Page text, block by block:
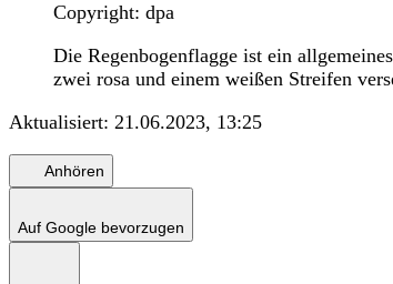
Copyright: dpa
Die Regenbogenflagge ist ein
zwei rosa und einem weißen Streifen
Aktualisiert: 21.06.2023, 13:25
Anhören
Auf Google bevorzugen